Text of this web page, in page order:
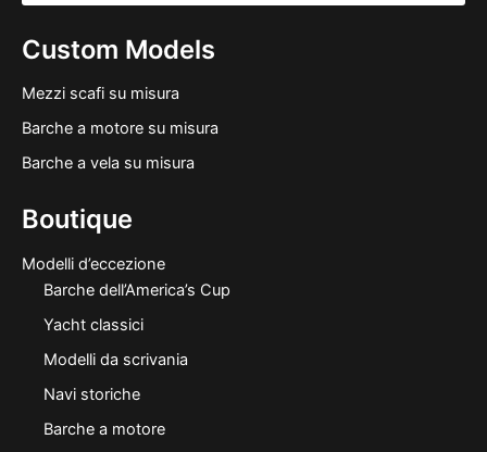
Custom Models
Mezzi scafi su misura
Barche a motore su misura
Barche a vela su misura
Boutique
Modelli d’eccezione
Barche dell’America’s Cup
Yacht classici
Modelli da scrivania
Navi storiche
Barche a motore